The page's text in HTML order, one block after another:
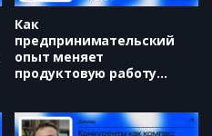
Как
предпринимательский
опыт меняет
продуктовую работу